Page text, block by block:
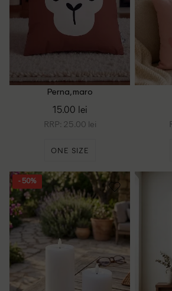
Perna, maro
15.00 lei
RRP: 25.00 lei
ONE SIZE
- 50%